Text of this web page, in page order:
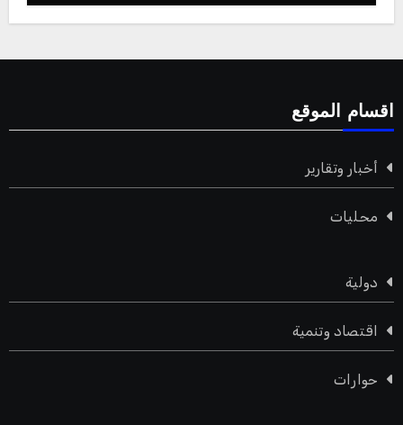
اقسام الموقع
أخبار وتقارير
محليات
دولية
اقتصاد وتنمية
حوارات